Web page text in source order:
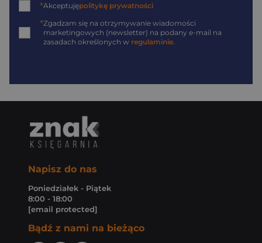
*Akceptujępolitykę prywatności
*Zgadzam się na otrzymywanie wiadomości
marketingowych (newsletter) na podany e-mail na
zasadach określonych w regulaminie.
Napisz do nas
Poniedziałek - Piątek
8:00 - 18:00
[email protected]
Bądź z nami na bieżąco